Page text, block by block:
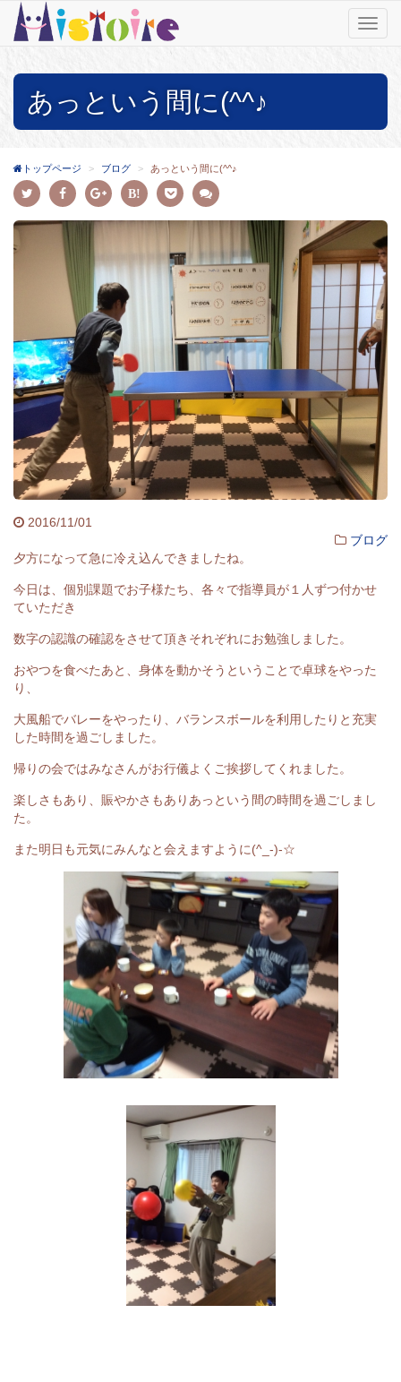
T
o
n
a
i
o
n
あっという間に(^^♪
トップページ ブログ あっという間に(^^♪
2016/11/01
ブログ
夕方になって急に冷え込んできましたね。
今日は、個別課題でお子様たち、各々で指導員が１人ずつ付かせ
ていただき
数字の認識の確認をさせて頂きそれぞれにお勉強しました。
おやつを食べたあと、身体を動かそうということで卓球をやった
り、
大風船でバレーをやったり、バランスボールを利用したりと充実
した時間を過ごしました。
帰りの会ではみなさんがお行儀よくご挨拶してくれました。
楽しさもあり、賑やかさもありあっという間の時間を過ごしまし
た。
また明日も元気にみんなと会えますように(^_-)-☆